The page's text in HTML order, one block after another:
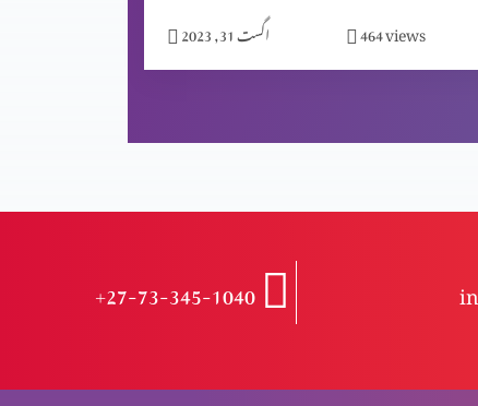
اگست 31, 2023 464views
+27-73-345-1040